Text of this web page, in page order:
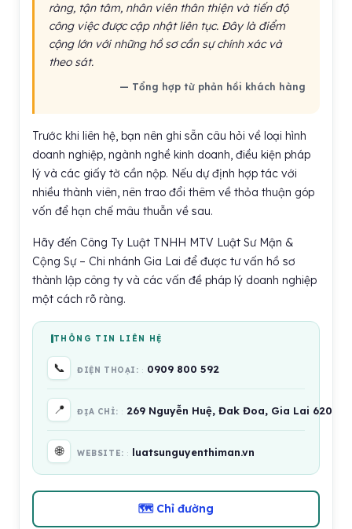
ràng, tận tâm, nhân viên thân thiện và tiến độ
công việc được cập nhật liên tục. Đây là điểm
cộng lớn với những hồ sơ cần sự chính xác và
theo sát.
— Tổng hợp từ phản hồi khách hàng
Trước khi liên hệ, bạn nên ghi sẵn câu hỏi về loại hình
doanh nghiệp, ngành nghề kinh doanh, điều kiện pháp
lý và các giấy tờ cần nộp. Nếu dự định hợp tác với
nhiều thành viên, nên trao đổi thêm về thỏa thuận góp
vốn để hạn chế mâu thuẫn về sau.
Hãy đến Công Ty Luật TNHH MTV Luật Sư Mận &
Cộng Sự – Chi nhánh Gia Lai để được tư vấn hồ sơ
thành lập công ty và các vấn đề pháp lý doanh nghiệp
một cách rõ ràng.
THÔNG TIN LIÊN HỆ
📞 ĐIỆN THOẠI: 0909 800 592
📍 ĐỊA CHỈ: 269 Nguyễn Huệ, Đak Đoa, Gia Lai
🌐 WEBSITE: luatsunguyenthiman.vn
🗺 Chỉ đường